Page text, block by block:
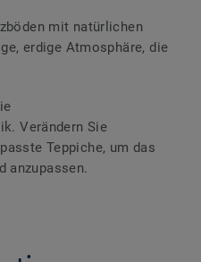
mit natürlichen
erdige Atmosphäre, die
Verändern Sie
Teppiche, um das
anzupassen.